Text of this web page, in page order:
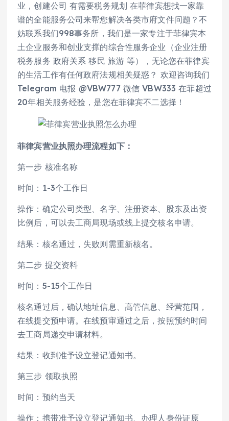
业，创建公司 有需要税务规划 在菲律宾想找一家靠
谱的全能服务公司来帮您解决各类市府文件问题？不
妨联系我们998事务所，我们是一家专注于菲律宾本
土企业服务和创业支撑的综合性服务企业（企业注册
税务服务 政府关系 移民 旅游 等），无论您在菲律宾
的生活工作有任何政府法规相关疑惑？ 欢迎咨询我们
Telegram 电报 @VBW777 微信 VBW333 在菲超过
20年相关服务经验，是您在菲律宾不二选择！
菲律宾营业执照办理流程如下：
第一步 核准名称
时间：1-3个工作日
操作：确定公司类型、名字、注册资本、股东及出资
比例后，可以去工商局现场或线上提交核名申请。
结果：核名通过，失败则需重新核名。
第二步 提交资料
时间：5-15个工作日
核名通过后，确认地址信息、高管信息、经营范围，
在线提交预申请。在线预审通过之后，按照预约时间
去工商局递交申请材料。
结果：收到准予设立登记通知书。
第三步 领取执照
时间：预约当天
操作：携带准予设立登记通知书、办理人身份证原